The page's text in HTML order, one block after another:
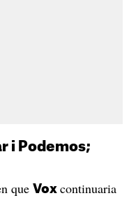
i Podemos;
que Vox continuaria